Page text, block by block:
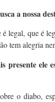
a nossa
legal, que é
tem alegria
ele
o diabo,